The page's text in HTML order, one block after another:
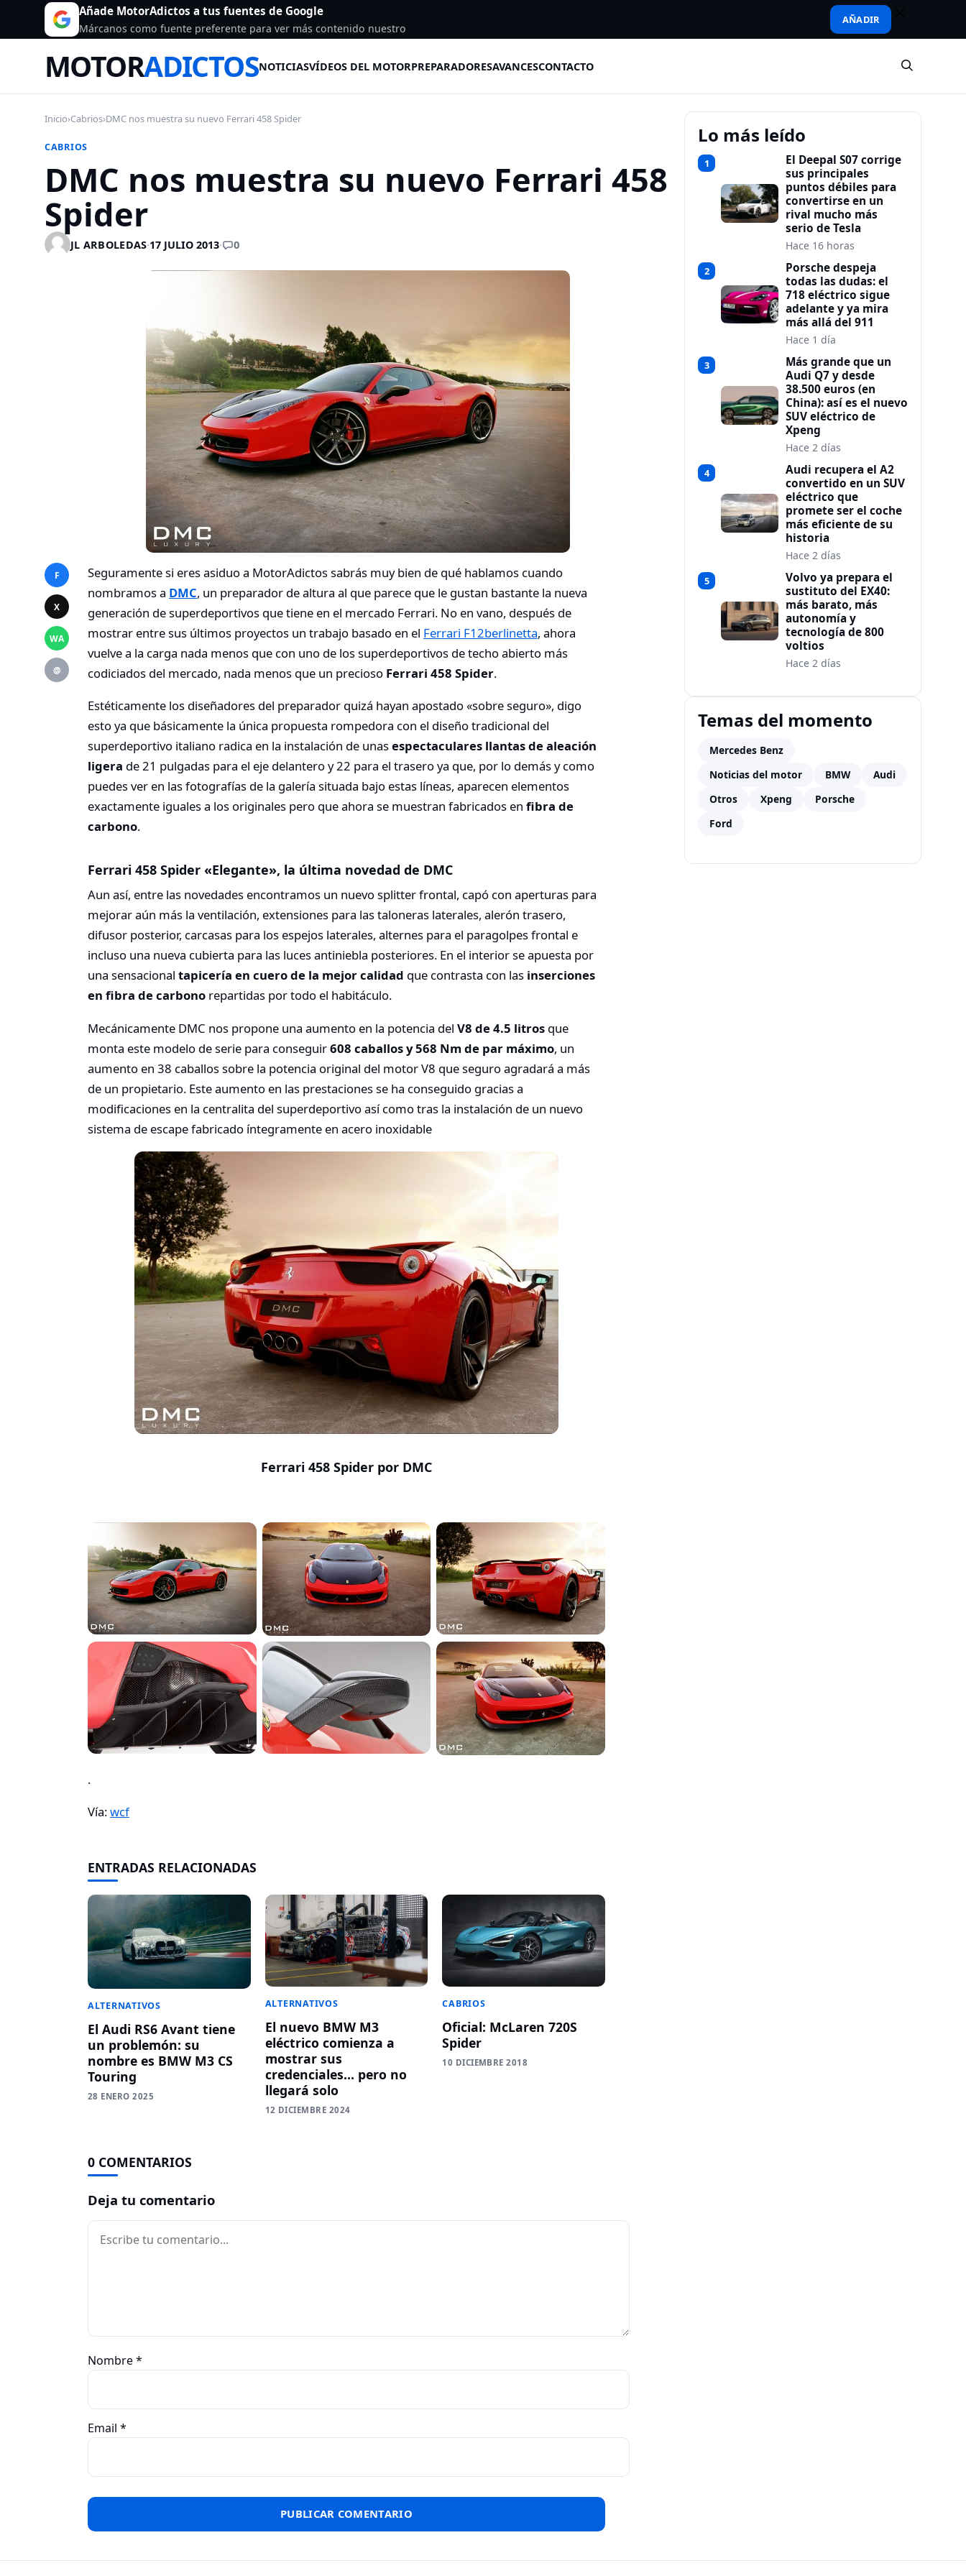
Añade MotorAdictos a tus fuentes de Google
Márcanos como fuente preferente para ver más contenido nuestro
AÑADIR
MOTORADICTOSNOTICIASVÍDEOS DEL MOTORPREPARADORESAVANCESCONTACTO
Inicio›Cabrios›DMC nos muestra su nuevo Ferrari 458 Spider
CABRIOS
DMC nos muestra su nuevo Ferrari 458
Spider
JL ARBOLEDAS·17 JULIO 2013· 0
F
X
WA
@
Seguramente si eres asiduo a MotorAdictos sabrás muy bien de qué hablamos cuando
nombramos a DMC, un preparador de altura al que parece que le gustan bastante la nueva
generación de superdeportivos que tiene en el mercado Ferrari. No en vano, después de
mostrar entre sus últimos proyectos un trabajo basado en el Ferrari F12berlinetta, ahora
vuelve a la carga nada menos que con uno de los superdeportivos de techo abierto más
codiciados del mercado, nada menos que un precioso Ferrari 458 Spider.
Estéticamente los diseñadores del preparador quizá hayan apostado «sobre seguro», digo
esto ya que básicamente la única propuesta rompedora con el diseño tradicional del
superdeportivo italiano radica en la instalación de unasespectaculares llantas de aleación
ligera de 21 pulgadas para el eje delantero y 22 para el trasero ya que, por lo demás y como
puedes ver en las fotografías de la galería situada bajo estas líneas, aparecen elementos
exactamente iguales a los originales pero que ahora se muestran fabricados en fibra de
carbono.
Ferrari 458 Spider «Elegante», la última novedad de DMC
Aun así, entre las novedades encontramos un nuevo splitter frontal, capó con aperturas para
mejorar aún más la ventilación, extensiones para las taloneras laterales, alerón trasero,
difusor posterior, carcasas para los espejos laterales, alternes para el paragolpes frontal e
incluso una nueva cubierta para las luces antiniebla posteriores. En el interior se apuesta por
una sensacional tapicería en cuero de la mejor calidad que contrasta con las inserciones
en fibra de carbono repartidas por todo el habitáculo.
Mecánicamente DMC nos propone una aumento en la potencia del V8 de 4.5 litros que
monta este modelo de serie para conseguir608 caballos y 568 Nm de par máximo, un
aumento en 38 caballos sobre la potencia original del motor V8 que seguro agradará a más
de un propietario. Este aumento en las prestaciones se ha conseguido gracias a
modificaciones en la centralita del superdeportivo así como tras la instalación de un nuevo
sistema de escape fabricado íntegramente en acero inoxidable
Ferrari 458 Spider por DMC
.
Vía:wcf
ENTRADAS RELACIONADAS
ALTERNATIVOS
El Audi RS6 Avant tiene
un problemón: su
nombre es BMW M3 CS
Touring
28 ENERO 2025
ALTERNATIVOS
El nuevo BMW M3
eléctrico comienza a
mostrar sus
credenciales… pero no
llegará solo
12 DICIEMBRE 2024
CABRIOS
Oficial: McLaren 720S
Spider
10 DICIEMBRE 2018
0 COMENTARIOS
Deja tu comentario
Comentario
Nombre*
Email *
Lo más leído
1
El Deepal S07 corrige
sus principales
puntos débiles para
convertirse en un
rival mucho más
serio de Tesla
Hace 16 horas
2
Porsche despeja
todas las dudas: el
718 eléctrico sigue
adelante y ya mira
más allá del 911
Hace 1 día
3
Más grande que un
Audi Q7 y desde
38.500 euros (en
China): así es el nuevo
SUV eléctrico de
Xpeng
Hace 2 días
4
Audi recupera el A2
convertido en un SUV
eléctrico que
promete ser el coche
más eficiente de su
historia
Hace 2 días
5
Volvo ya prepara el
sustituto del EX40:
más barato, más
autonomía y
tecnología de 800
voltios
Hace 2 días
Temas del momento
Mercedes Benz
Noticias del motor
BMW
Audi
Otros
Xpeng
Porsche
Ford